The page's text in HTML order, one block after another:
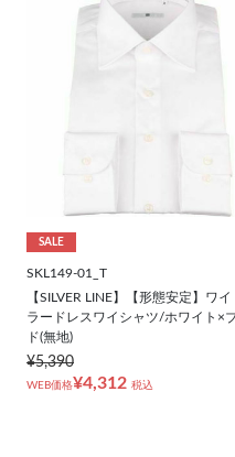
SALE
SKL149-01_T
【SILVER LINE】【形態安定】ワイ
ラードレスワイシャツ/ホワイト×
ド(無地)
¥5,390
WEB価格¥4,312 税込